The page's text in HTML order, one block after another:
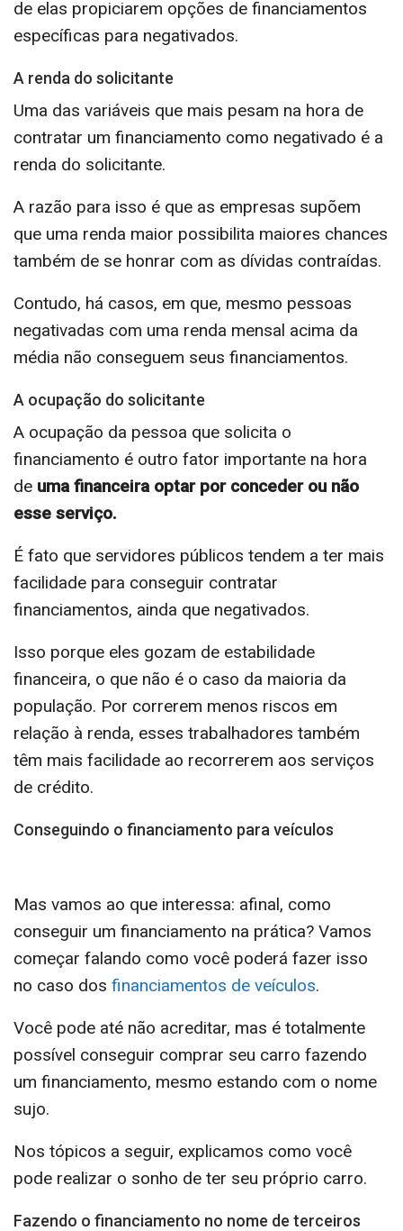
de elas propiciarem opções de financiamentos
específicas para negativados.
A renda do solicitante
Uma das variáveis que mais pesam na hora de
contratar um financiamento como negativado é a
renda do solicitante.
A razão para isso é que as empresas supõem
que uma renda maior possibilita maiores chances
também de se honrar com as dívidas contraídas.
Contudo, há casos, em que, mesmo pessoas
negativadas com uma renda mensal acima da
média não conseguem seus financiamentos.
A ocupação do solicitante
A ocupação da pessoa que solicita o
financiamento é outro fator importante na hora
de uma financeira optar por conceder ou não
esse serviço.
É fato que servidores públicos tendem a ter mais
facilidade para conseguir contratar
financiamentos, ainda que negativados.
Isso porque eles gozam de estabilidade
financeira, o que não é o caso da maioria da
população. Por correrem menos riscos em
relação à renda, esses trabalhadores também
têm mais facilidade ao recorrerem aos serviços
de crédito.
Conseguindo o financiamento para veículos
Mas vamos ao que interessa: afinal, como
conseguir um financiamento na prática? Vamos
começar falando como você poderá fazer isso
no caso dos financiamentos de veículos.
Você pode até não acreditar, mas é totalmente
possível conseguir comprar seu carro fazendo
um financiamento, mesmo estando com o nome
sujo.
Nos tópicos a seguir, explicamos como você
pode realizar o sonho de ter seu próprio carro.
Fazendo o financiamento no nome de terceiros